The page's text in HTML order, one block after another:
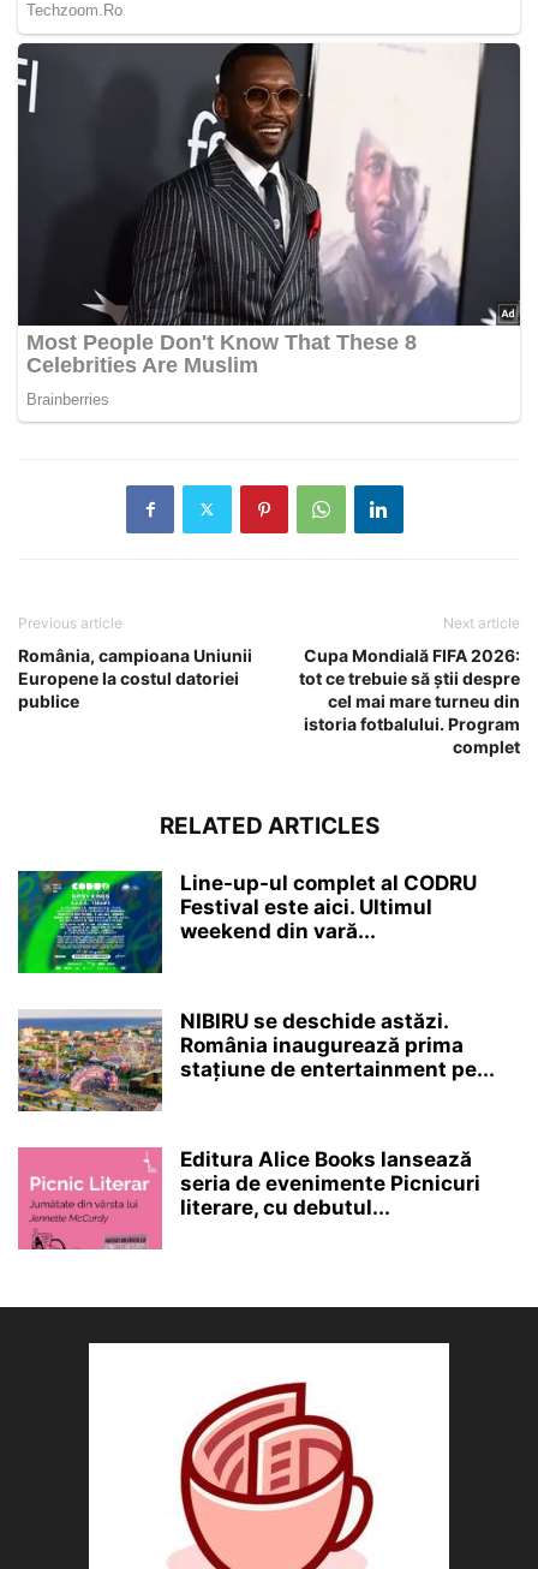
Previous article
România, campioana Uniunii
Europene la costul datoriei
publice
Next article
Cupa Mondială FIFA 2026:
tot ce trebuie să știi despre
cel mai mare turneu din
istoria fotbalului. Program
complet
RELATED ARTICLES
Line-up-ul complet al CODRU
Festival este aici. Ultimul
weekend din vară...
NIBIRU se deschide astăzi.
România inaugurează prima
stațiune de entertainment pe...
Editura Alice Books lansează
seria de evenimente Picnicuri
literare, cu debutul...